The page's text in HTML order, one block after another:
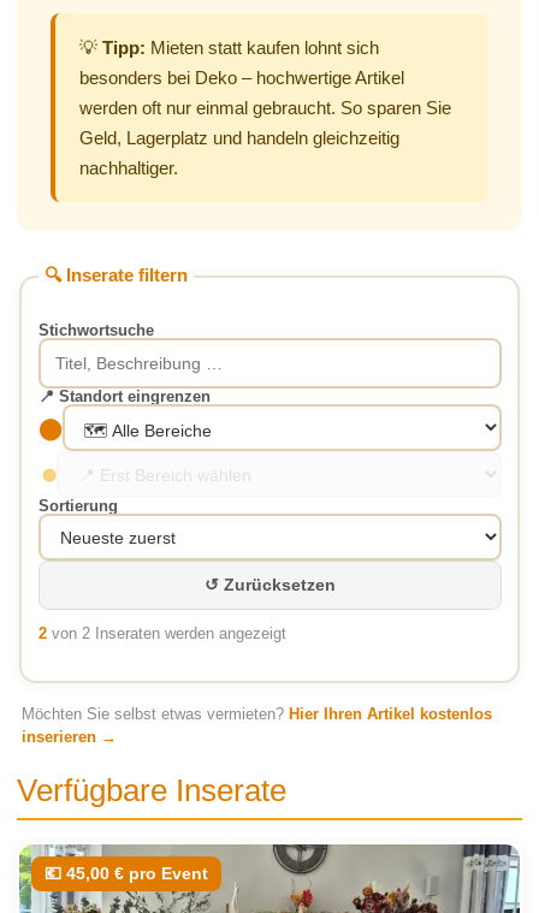
💡 Tipp: Mieten statt kaufen lohnt sich
besonders bei Deko – hochwertige Artikel
werden oft nur einmal gebraucht. So sparen Sie
Geld, Lagerplatz und handeln gleichzeitig
nachhaltiger.
🔍 Inserate filtern
Stichwortsuche
📍 Standort eingrenzen
⬤
⬤
Sortierung
↺ Zurücksetzen
2von 2 Inseraten werden angezeigt
Möchten Sie selbst etwas vermieten? Hier Ihren Artikel kostenlos
inserieren →
Verfügbare Inserate
💶 45,00 € pro Event